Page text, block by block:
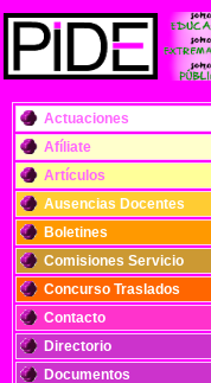
Actuaciones
Afíliate
Artículos
Ausencias Docentes
Boletines
Comisiones Servicio
Concurso Traslados
Contacto
Directorio
Documentos